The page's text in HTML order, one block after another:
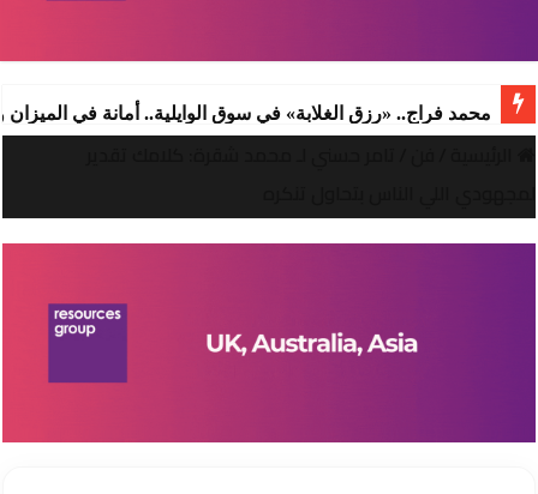
محمد فراج.. «رزق الغلابة» في سوق الوايلية.. أمانة في